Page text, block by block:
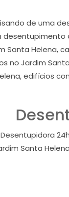
de uma
Santa Helena,
no Jardim
edifícios
Santa